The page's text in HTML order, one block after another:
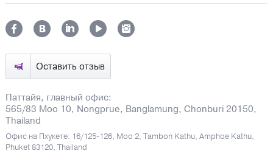
Оставить отзыв
Паттайя, главный офис:
565/83 Moo 10, Nongprue, Banglamung, Chonburi 20150,
Thailand
Офис на Пхукете: 16/125-126, Moo 2, Tambon Kathu, Amphoe Kathu,
Phuket 83120, Thailand